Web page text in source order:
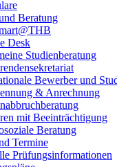
Beratung
Desk
Studienberatung
Bewerber und
& Anrechnung
mit Beeinträchtigung
Beratung
Termine
Prüfungsinformationen